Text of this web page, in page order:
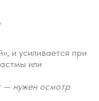
и усиливается при
или
— нужен осмотр